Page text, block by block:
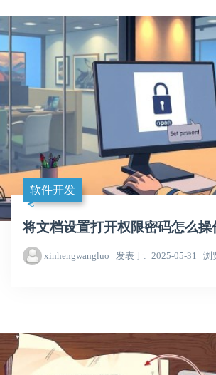
软件开发
将文档设置打开权限密码怎么操
xinhengwangluo 发表于 2025-05-31 浏